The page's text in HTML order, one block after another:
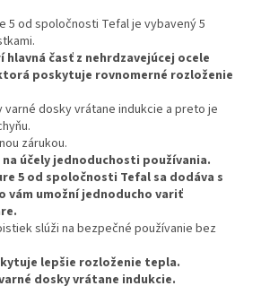
5 od spoločnosti Tefal je vybavený 5
časť z nehrdzavejúcej ocele
poskytuje rovnomerné rozloženie
dosky vrátane indukcie a preto je
zárukou.
účely jednoduchosti používania.
5 od spoločnosti Tefal sa dodáva s
vám umožní jednoducho variť
slúži na bezpečné používanie bez
lepšie rozloženie tepla.
dosky vrátane indukcie.